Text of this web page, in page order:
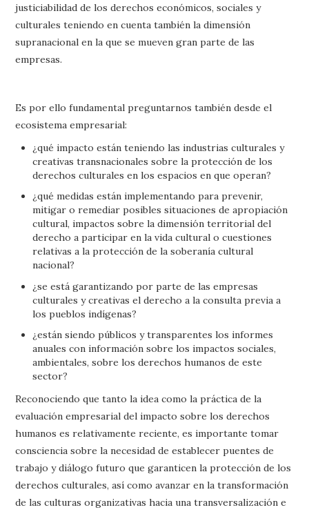
justiciabilidad de los derechos económicos, sociales y
culturales teniendo en cuenta también la dimensión
supranacional en la que se mueven gran parte de las
empresas.
Es por ello fundamental preguntarnos también desde el
ecosistema empresarial:
¿qué impacto están teniendo las industrias culturales y
creativas transnacionales sobre la protección de los
derechos culturales en los espacios en que operan?
¿qué medidas están implementando para prevenir,
mitigar o remediar posibles situaciones de apropiación
cultural, impactos sobre la dimensión territorial del
derecho a participar en la vida cultural o cuestiones
relativas a la protección de la soberanía cultural
nacional?
¿se está garantizando por parte de las empresas
culturales y creativas el derecho a la consulta previa a
los pueblos indígenas?
¿están siendo públicos y transparentes los informes
anuales con información sobre los impactos sociales,
ambientales, sobre los derechos humanos de este
sector?
Reconociendo que tanto la idea como la práctica de la
evaluación empresarial del impacto sobre los derechos
humanos es relativamente reciente, es importante tomar
consciencia sobre la necesidad de establecer puentes de
trabajo y diálogo futuro que garanticen la protección de los
derechos culturales, así como avanzar en la transformación
de las culturas organizativas hacia una transversalización e